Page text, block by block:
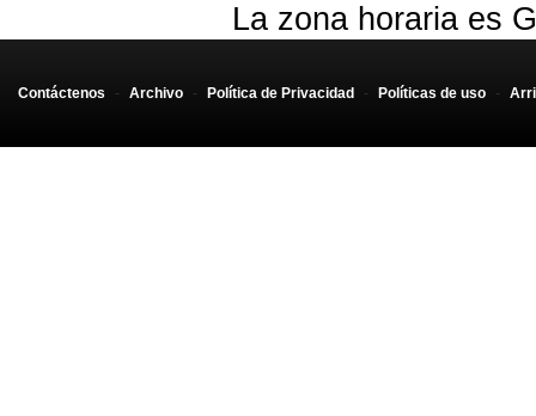
La zona horaria es
Contáctenos - Archivo - Política de Privacidad - Políticas de uso -